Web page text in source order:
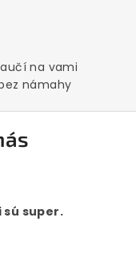
na vami
námahy
super.